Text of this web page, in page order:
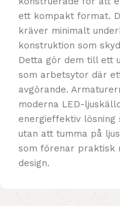
ett kompakt format.
kräver minimalt
konstruktion som
Detta gör dem till ett
som arbetsytor där
avgörande.
moderna LED-
energieffektiv
utan att tumma på
som förenar praktisk
design.